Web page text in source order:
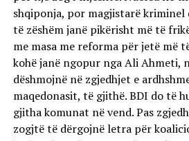
shqiponja, por magjistarë
të zëshëm janë pikërisht më të
me masa me reforma për jetë më
kohë janë ngopur nga Ali Ahmeti,
dëshmojnë në zgjedhjet e
maqedonasit, të gjithë. BDI do të
gjitha komunat në vend. Pas
zogjtë të dërgojnë letra për